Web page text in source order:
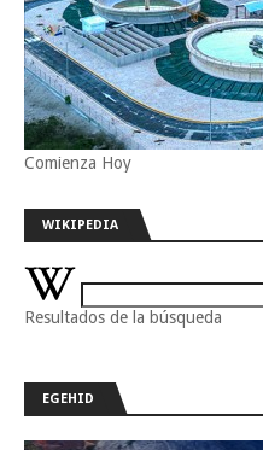
Comienza Hoy
WIKIPEDIA
Resultados de la búsqueda
EGEHID